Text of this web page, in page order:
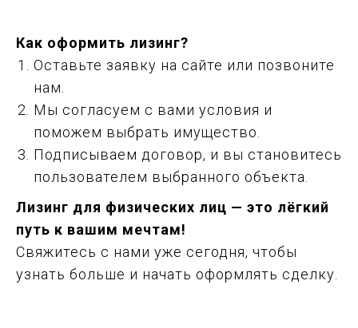
Как оформить лизинг?
Оставьте заявку на сайте или позвоните
нам.
Мы согласуем с вами условия и
поможем выбрать имущество.
Подписываем договор, и вы становитесь
пользователем выбранного объекта.
Лизинг для физических лиц — это лёгкий
путь к вашим мечтам!
Свяжитесь с нами уже сегодня, чтобы
узнать больше и начать оформлять сделку.